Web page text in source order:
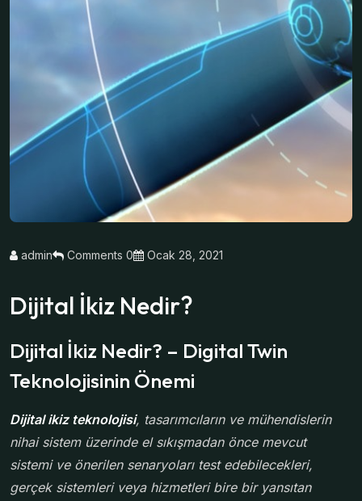
admin Comments 0 Ocak 28, 2021
Dijital İkiz Nedir?
Dijital İkiz Nedir? – Digital Twin
Teknolojisinin Önemi
Dijital ikiz teknolojisi, tasarımcıların ve mühendislerin
nihai sistem üzerinde el sıkışmadan önce mevcut
sistemi ve önerilen senaryoları test edebilecekleri,
gerçek sistemleri veya hizmetleri bire bir yansıtan